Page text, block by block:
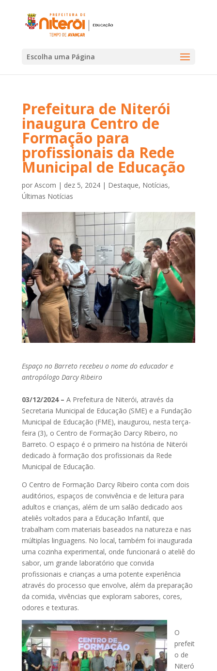
Escolha uma Página
Prefeitura de Niterói
inaugura Centro de
Formação para
profissionais da Rede
Municipal de Educação
por Ascom | dez 5, 2024| Destaque, Notícias,
Últimas Notícias
Espaço no Barreto recebeu o nome do educador e
antropólogo Darcy Ribeiro
03/12/2024 – A Prefeitura de Niterói, através da
Secretaria Municipal de Educação (SME) e a Fundação
Municipal de Educação (FME), inaugurou, nesta terça-
feira (3), o Centro de Formação Darcy Ribeiro, no
Barreto. O espaço é o primeiro na história de Niterói
dedicado à formação dos profissionais da Rede
Municipal de Educação.
O Centro de Formação Darcy Ribeiro conta com dois
auditórios, espaços de convivência e de leitura para
adultos e crianças, além de um salão dedicado aos
ateliês voltados para a Educação Infantil, que
trabalham com materiais baseados na natureza e nas
múltiplas linguagens. No local, também foi inaugurada
uma cozinha experimental, onde funcionará o ateliê do
sabor, um grande laboratório que convida
profissionais e crianças a uma potente experiência
através do processo que envolve, além da preparação
da comida, vivências que exploram sabores, cores,
odores e texturas.
O
prefeit
o de
Niteró